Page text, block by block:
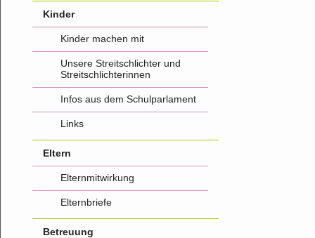
Kinder
Kinder machen mit
Unsere Streitschlichter und
Streitschlichterinnen
Infos aus dem Schulparlament
Links
Eltern
Elternmitwirkung
Elternbriefe
Betreuung